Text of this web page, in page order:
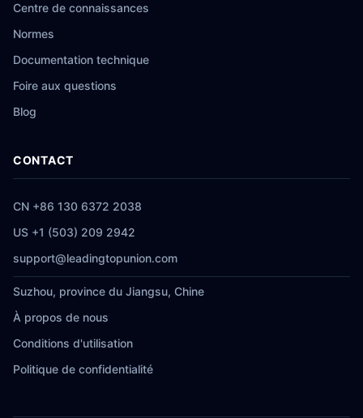
Centre de connaissances
Normes
Documentation technique
Foire aux questions
Blog
CONTACT
CN +86 130 6372 2038
US +1 (503) 209 2942
support@leadingtopunion.com
Suzhou, province du Jiangsu, Chine
À propos de nous
Conditions d'utilisation
Politique de confidentialité